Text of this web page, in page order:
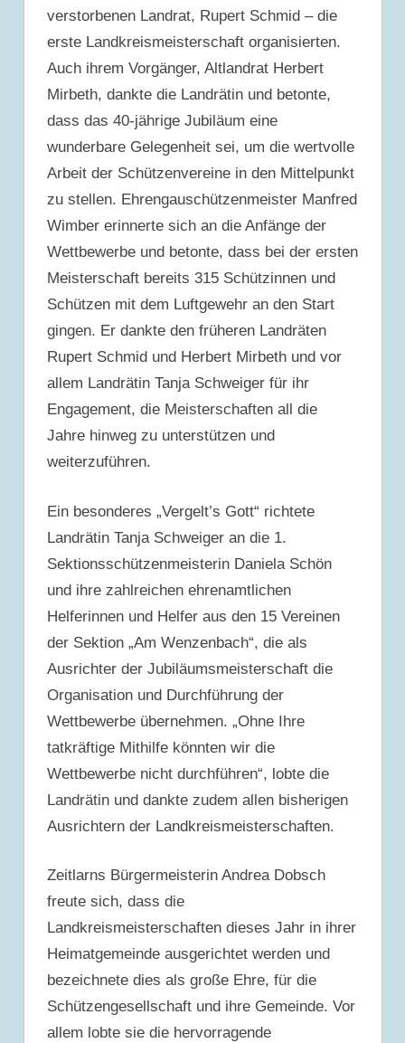
verstorbenen Landrat, Rupert Schmid – die
erste Landkreismeisterschaft organisierten.
Auch ihrem Vorgänger, Altlandrat Herbert
Mirbeth, dankte die Landrätin und betonte,
dass das 40-jährige Jubiläum eine
wunderbare Gelegenheit sei, um die wertvolle
Arbeit der Schützenvereine in den Mittelpunkt
zu stellen. Ehrengauschützenmeister Manfred
Wimber erinnerte sich an die Anfänge der
Wettbewerbe und betonte, dass bei der ersten
Meisterschaft bereits 315 Schützinnen und
Schützen mit dem Luftgewehr an den Start
gingen. Er dankte den früheren Landräten
Rupert Schmid und Herbert Mirbeth und vor
allem Landrätin Tanja Schweiger für ihr
Engagement, die Meisterschaften all die
Jahre hinweg zu unterstützen und
weiterzuführen.
Ein besonderes „Vergelt’s Gott“ richtete
Landrätin Tanja Schweiger an die 1.
Sektionsschützenmeisterin Daniela Schön
und ihre zahlreichen ehrenamtlichen
Helferinnen und Helfer aus den 15 Vereinen
der Sektion „Am Wenzenbach“, die als
Ausrichter der Jubiläumsmeisterschaft die
Organisation und Durchführung der
Wettbewerbe übernehmen. „Ohne Ihre
tatkräftige Mithilfe könnten wir die
Wettbewerbe nicht durchführen“, lobte die
Landrätin und dankte zudem allen bisherigen
Ausrichtern der Landkreismeisterschaften.
Zeitlarns Bürgermeisterin Andrea Dobsch
freute sich, dass die
Landkreismeisterschaften dieses Jahr in ihrer
Heimatgemeinde ausgerichtet werden und
bezeichnete dies als große Ehre, für die
Schützengesellschaft und ihre Gemeinde. Vor
allem lobte sie die hervorragende